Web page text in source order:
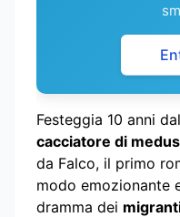
Festeggia 10 anni
cacciatore di
da Falco, il primo
modo emozionante
dramma dei